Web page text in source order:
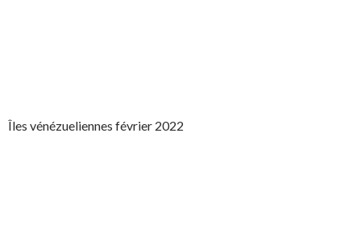
Îles vénézueliennes février 2022